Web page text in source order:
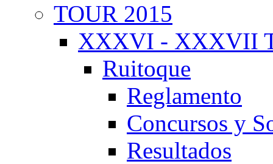
TOUR 2015
XXXVI - XXXVII
Ruitoque
Reglamento
Concursos y
Resultados